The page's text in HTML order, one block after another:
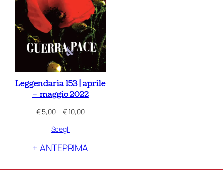
Leggendaria 153 | aprile
– maggio 2022
€5,00– €10,00Fascia
€ 5,00
€ 10,00
Scegli
+ ANTEPRIMA